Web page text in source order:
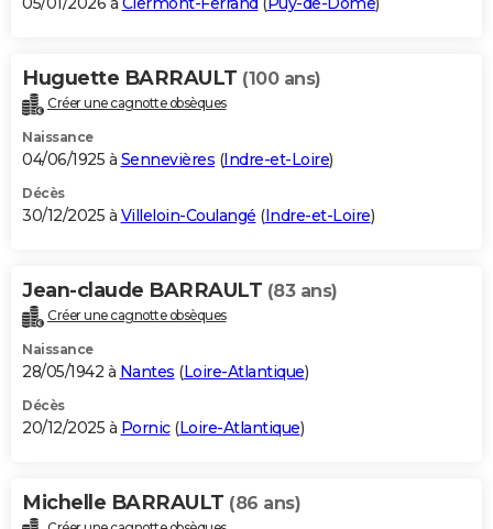
Huguette BARRAULT (100 ans)
Créer une cagnotte obsèques
Naissance
04/06/1925 à Sennevières (Indre-et-Loire)
Décès
30/12/2025 à Villeloin-Coulangé (Indre-et-Loire)
Jean-claude BARRAULT (83 ans)
Créer une cagnotte obsèques
Naissance
28/05/1942 à Nantes (Loire-Atlantique)
Décès
20/12/2025 à Pornic(Loire-Atlantique)
Michelle BARRAULT (86 ans)